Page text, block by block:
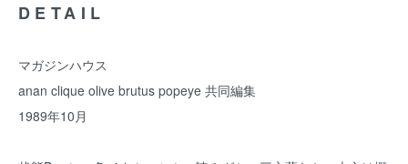
DETAIL
マガジンハウス
anan clique olive brutus popeye 共同編集
1989年10月